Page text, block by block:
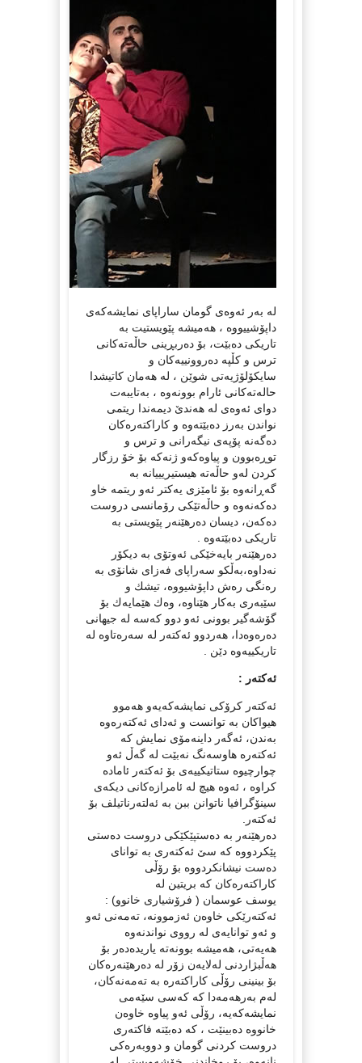
له‌ به‌ر ئه‌وه‌ی گومان ساراپای نمایشه‌كه‌ی
داپۆشییووه‌ ، هه‌میشه‌ پێویستیت به‌
تاریكی ده‌بێت، بۆ ده‌ربڕینی حاڵه‌ته‌كانی
ترس و كڵپه‌ ده‌روونییه‌كان و
سایكۆلۆژیه‌تی شوێن ، له‌ هه‌مان كاتیشدا
حاله‌ته‌كانی ئارام بوونه‌وه‌ ، به‌تایبه‌ت
دوای ئه‌وه‌ی له‌ هه‌ندێ‌ دیمه‌ندا ریتمی
نواندن به‌رز ده‌بێته‌وه‌ و كاراكته‌ره‌كان
ده‌گه‌نه‌ پۆپه‌ی نیگه‌رانی و ترس و
توڕه‌بوون و پیاوه‌كه‌و ژنه‌كه‌ بۆ خۆ رزگار
كردن له‌و حاڵه‌ته‌ هیستیریییانه‌ به‌
گه‌ڕانه‌وه‌ بۆ ئامێزی یه‌كتر ئه‌و ریتمه‌ خاو
ده‌كه‌نه‌وه‌ و حاڵه‌تێكی رۆمانسی دروست
ده‌كه‌ن، دیسان ده‌رهێنه‌ر پێویستی به‌
تاریكی ده‌بێته‌وه‌ .
ده‌رهێنه‌ر بایه‌خێكی ئه‌وتۆی به‌ دیكۆر
نه‌داوه‌،به‌ڵكو سه‌راپای فه‌زای شانۆی به‌
ره‌نگی ره‌ش داپۆشیووه‌، تیشك و
سێبه‌ری به‌كار هێناوه‌، وه‌ك هێمایه‌ك بۆ
گۆشه‌گیر بوونی ئه‌و دوو كه‌سه‌ له‌ جیهانی
ده‌ره‌وه‌دا، هه‌ردوو ئه‌كته‌ر له‌ سه‌ره‌تاوه‌ له‌
تاریكییه‌وه‌ دێن .
ئه‌كته‌ر :
ئه‌كته‌ر كرۆكی نمایشه‌كه‌یه‌و هه‌موو
هیواكان به‌ توانست و ئه‌دای ئه‌كته‌ره‌وه‌
به‌ندن، ئه‌گه‌ر داینه‌مۆی نمایش كه‌
ئه‌كته‌ره‌ هاوسه‌نگ نه‌بێت له‌ گه‌ڵ ئه‌و
چوارچیوه‌ ستاتیكییه‌ی بۆ ئه‌كته‌ر ئاماده‌
كراوه‌ ، ئه‌وه‌ هیچ له‌ ئامرازه‌كانی دیكه‌ی
سینۆگرافیا ناتوانن ببن به‌ ئه‌لته‌رناتیلف بۆ
ئه‌كته‌ر.
ده‌رهێنه‌ر به‌ ده‌ستپێكێكی دروست ده‌ستی
پێكردووه‌ كه‌ سێ‌ ئه‌كته‌ری به‌ توانای
ده‌ست نیشانكردووه‌ بۆ رۆڵی
كاراكته‌ره‌كان كه‌ بریتین له‌
یوسف عوسمان ( فرۆشیاری خانوو) :
ئه‌كته‌رێكی خاوه‌ن ئه‌زموونه‌، ته‌مه‌نی ئه‌و
و ئه‌و توانایه‌ی له‌ رووی نواندنه‌وه‌
هه‌یه‌تی، هه‌میشه‌ بوونه‌ته‌ یاریده‌ده‌ر بۆ
هه‌ڵبژاردنی له‌لایه‌ن زۆر له‌ ده‌رهێنه‌ره‌كان
بۆ بینینی رۆڵی كاراكته‌ره‌ به‌ ته‌مه‌نه‌كان،
له‌م به‌رهه‌مه‌دا كه‌ كه‌سی سێه‌می
نمایشه‌كه‌یه‌، رۆڵی ئه‌و پیاوه‌ خاوه‌ن
خانووه‌ ده‌بینێت ، كه‌ ده‌بێته‌ فاكته‌ری
دروست كردنی گومان و دووبه‌ره‌كی